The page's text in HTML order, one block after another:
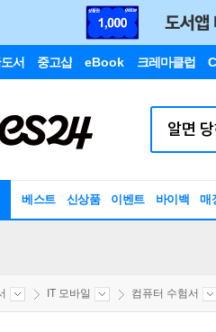
서 중고샵 eBook 크레마클럽
베스트 신상품 이벤트 바이백 매
IT 모바일 컴퓨터 수험서